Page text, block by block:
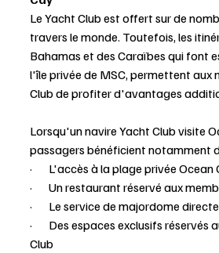
Le Yacht Club est offert sur de
travers le monde. Toutefois, les
Bahamas et des Caraïbes qui font
l'île privée de MSC, permettent aux
Club de profiter d'avantages
Lorsqu'un navire Yacht Club visite
passagers bénéficient notamment
·       L'accès à la plage privée
·       Un restaurant réservé aux
·       Le service de majordome
·       Des espaces exclusifs
Club